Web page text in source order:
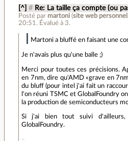
[^] # Re: La taille ça compte (ou
Posté par martoni (site web personnel
20:51 . Évalué à 3.
Martoni a bluffé en faisant une
Je n'avais plus qu'une balle ;)
Merci pour toutes ces précisions.
en 7nm, dire qu'AMD «grave en
du bluff (pour intel j'ai fait un
l'on réuni TSMC et GlobalFoundry
la production de semiconducteurs
Si j'ai bien tout suivi d'ailleurs,
GlobalFoundry.